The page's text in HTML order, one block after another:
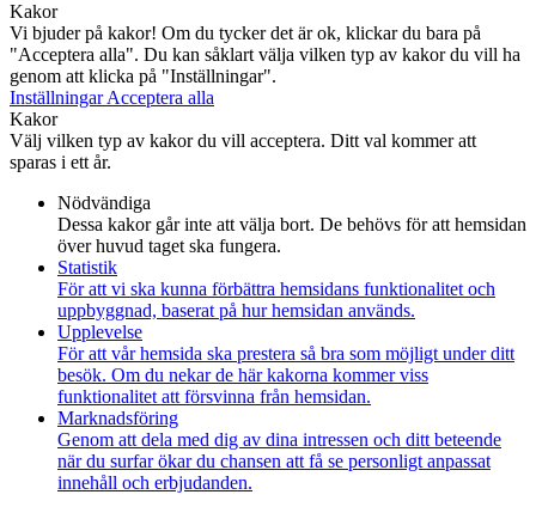
Kakor
Vi bjuder på kakor! Om du tycker det är ok, klickar du bara på
"Acceptera alla". Du kan såklart välja vilken typ av kakor du vill ha
genom att klicka på "Inställningar".
InställningarAcceptera alla
Kakor
Välj vilken typ av kakor du vill acceptera. Ditt val kommer att
sparas i ett år.
Nödvändiga
Dessa kakor går inte att välja bort. De behövs för att hemsidan
över huvud taget ska fungera.
Statistik
För att vi ska kunna förbättra hemsidans funktionalitet och
uppbyggnad, baserat på hur hemsidan används.
Upplevelse
För att vår hemsida ska prestera så bra som möjligt under ditt
besök. Om du nekar de här kakorna kommer viss
funktionalitet att försvinna från hemsidan.
Marknadsföring
Genom att dela med dig av dina intressen och ditt beteende
när du surfar ökar du chansen att få se personligt anpassat
innehåll och erbjudanden.